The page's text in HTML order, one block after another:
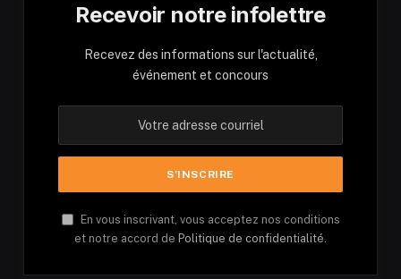
Recevoir notre infolettre
Recevez des informations sur l'actualité,
événement et concours
En vous inscrivant, vous acceptez nos conditions
et notre accord de Politique de confidentialité.